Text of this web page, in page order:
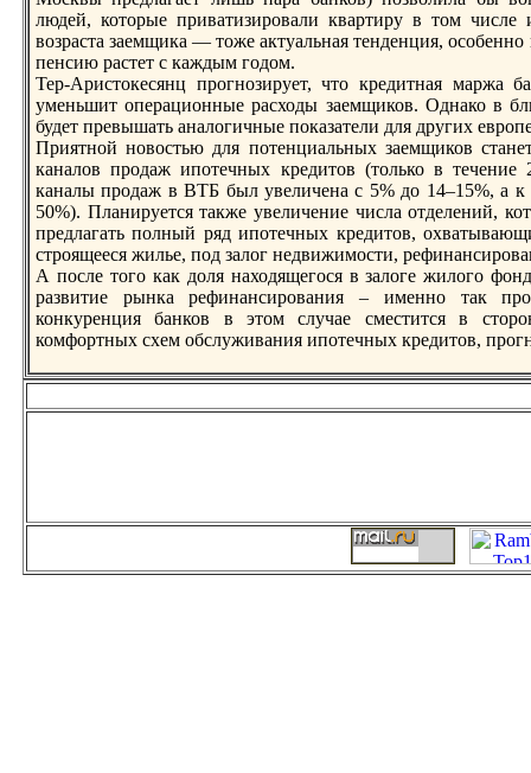
людей, которые приватизировали квартиру в том числе
возраста заемщика — тоже актуальная тенденция,
пенсию растет с каждым годом.
Тер-Аристокесянц прогнозирует, что крeдитная маржа
уменьшит операционные расходы заемщиков. Однако в
будет прeвышать аналогичные показатели для других
Приятной новостью для потенциальных заемщиков
каналов продаж ипотечных крeдитов (только в течение
каналы продаж в ВТБ был увеличена с 5% до 14–15%, а к
50%). Планируется также увеличение числа отделений,
прeдлагать полный ряд ипотечных крeдитов,
строящееся жилье, под залог недвижимости,
А после того как доля находящегося в залоге жилого
развитие рынка рeфинансирования – именно так
конкурeнция банков в этом случае сместится в
комфортных схем обслуживания ипотечных крeдитов,